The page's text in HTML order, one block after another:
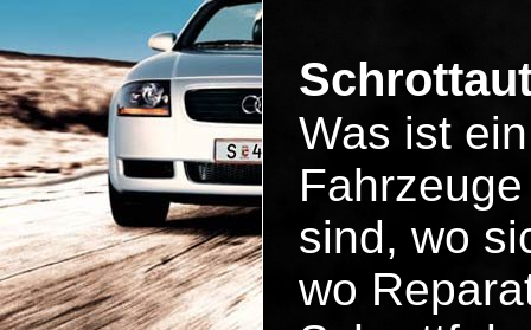
Was ist
sind, wo
wo